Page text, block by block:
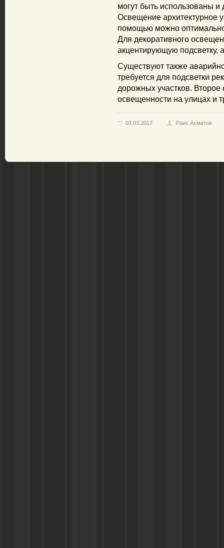
могут быть использованы и
Освещение архитектурное
помощью можно оптимально
Для декоративного
акцентирующую подсветку,
Существуют также
требуется для подсветки
дорожных участков. Второе
освещенности на улицах и
03.03.2017 Раис Ахметов